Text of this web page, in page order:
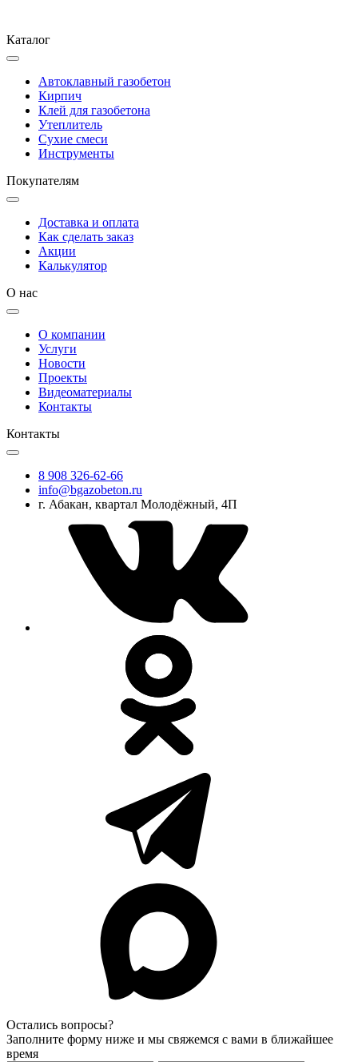
Каталог
Автоклавный газобетон
Кирпич
Клей для газобетона
Утеплитель
Сухие смеси
Инструменты
Покупателям
Доставка и оплата
Как сделать заказ
Акции
Калькулятор
О нас
О компании
Услуги
Новости
Проекты
Видеоматериалы
Контакты
Контакты
8 908 326-62-66
info@bgazobeton.ru
г. Абакан, квартал Молодёжный, 4П
Остались вопросы?
Заполните форму ниже и мы свяжемся с вами в ближайшее
время